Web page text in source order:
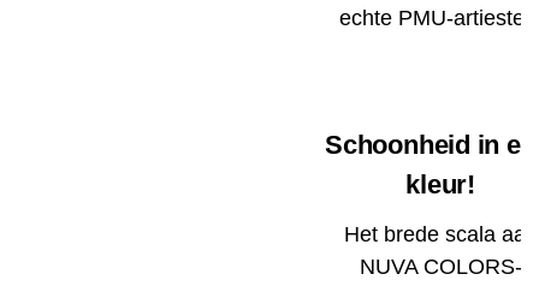
echte PMU-
Schoonheid in
kleur!
Het brede scala aan
NUVA COLORS-